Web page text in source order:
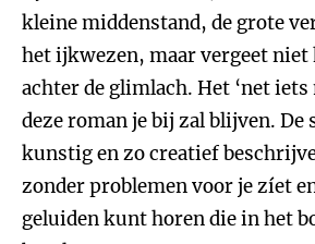
kleine middenstand, de grote
het ijkwezen, maar vergeet niet
achter de glimlach. Het ‘net iets
deze roman je bij zal blijven.
kunstig en zo creatief
zonder problemen voor je zíet
geluiden kunt horen die in het